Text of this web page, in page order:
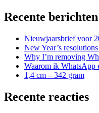
Recente berichten
Nieuwjaarsbrief voor
New Year’s
Why I’m removing
Waarom ik WhatsApp
1,4 cm – 342 gram
Recente reacties